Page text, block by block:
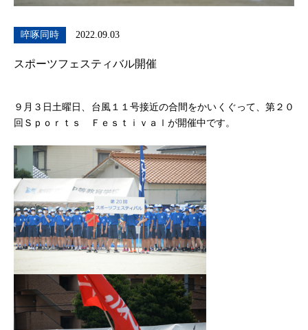
啐啄同時 2022.09.03
スポーツフェスティバル開催
９月３日土曜日、台風１１号接近の合間をかいくぐって、第２０
回Ｓｐｏｒｔｓ Ｆｅｓｔｉｖａｌが開催中です。